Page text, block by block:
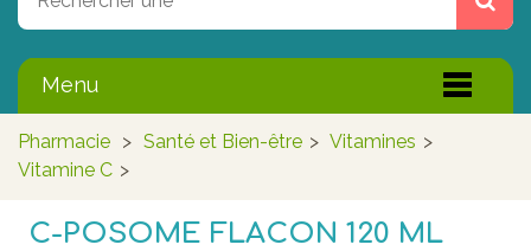
Menu
Pharmacie > Santé et Bien-être > Vitamines >
Vitamine C >
C-POSOME FLACON 120 ML